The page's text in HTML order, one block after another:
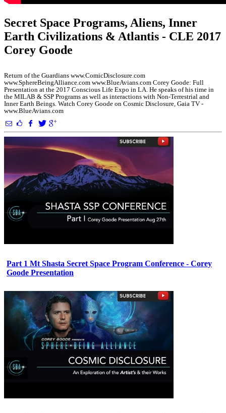
Secret Space Programs, Aliens, Inner
Earth Civilizations & Atlantis - CLE 2017
Corey Goode
Return of the Guardians www.ComicDisclosure.com
www.SphereBeingAlliance.com www.BlueAvians.com Corey Goode: Full
Presentation at the 2017 Conscious Life Expo in LA. He speaks of his time in
the MILAB & SSP Programs as well as interactions with Non-Terrestrial and
Inner Earth Beings. Watch Corey Goode on Cosmic Disclosure, Gaia TV -
www.BlueAvians.com
Part 1 Mt Shasta Secret Space Program Conference - Corey
Goode Presentation